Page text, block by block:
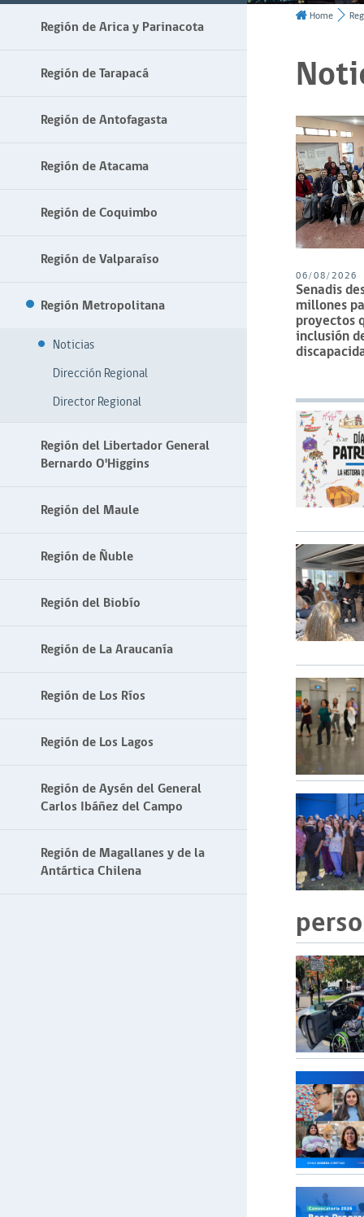
Región de Arica y Parinacota
Región de Tarapacá
Región de Antofagasta
Región de Atacama
Región de Coquimbo
Región de Valparaíso
Región Metropolitana
Noticias
Dirección Regional
Director Regional
Región del Libertador General
Bernardo O'Higgins
Región del Maule
Región de Ñuble
Región del Biobío
Región de La Araucanía
Región de Los Ríos
Región de Los Lagos
Región de Aysén del General
Carlos Ibáñez del Campo
Región de Magallanes y de la
Antártica Chilena
Home
06/08/2026
Senadis
millones
proyectos
inclusión